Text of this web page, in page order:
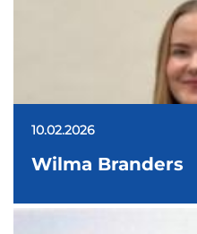
10.02.2026
Wilma Branders